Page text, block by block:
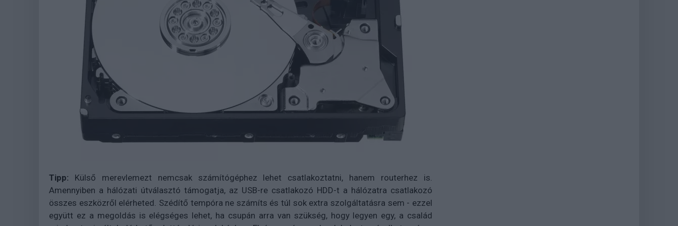
Tipp: Külső merevlemezt nemcsak számítógéphez lehet csatlakoztatni, hanem routerhez is.
Amennyiben a hálózati útválasztó támogatja, az USB-re csatlakozó HDD-t a hálózatra csatlakozó
összes eszközről elérheted. Szédítő tempóra ne számíts és túl sok extra szolgáltatásra sem - ezzel
együtt ez a megoldás is elégséges lehet, ha csupán arra van szükség, hogy legyen egy, a család